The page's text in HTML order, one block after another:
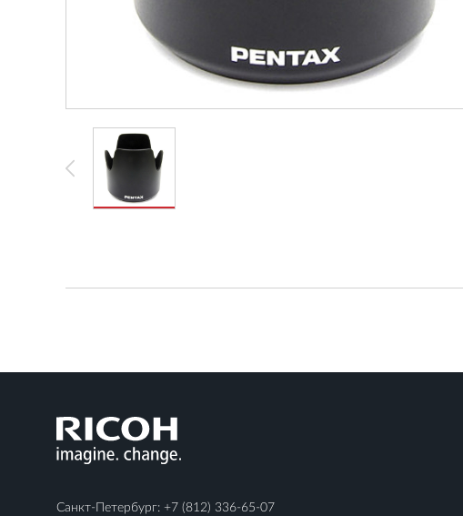
Санкт-Петербург: +7 (812) 336-65-07